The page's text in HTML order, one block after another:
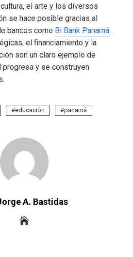
el arte y los diversos
se hace posible gracias al
bancos como Bi Bank Panamá.
el financiamiento y la
son un claro ejemplo de
progresa y se construyen
educación panamá
A. Bastidas